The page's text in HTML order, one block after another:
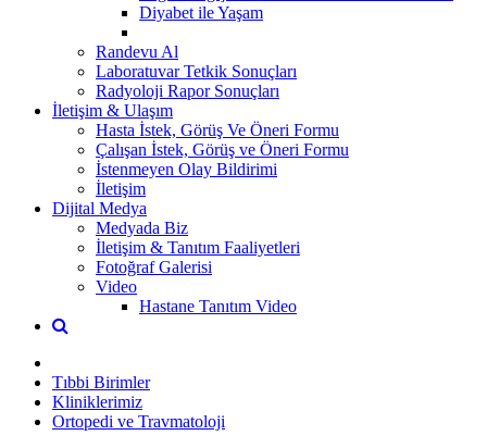
Diyabet ile Yaşam
Randevu Al
Laboratuvar Tetkik Sonuçları
Radyoloji Rapor Sonuçları
İletişim & Ulaşım
Hasta İstek, Görüş Ve Öneri Formu
Çalışan İstek, Görüş ve Öneri Formu
İstenmeyen Olay Bildirimi
İletişim
Dijital Medya
Medyada Biz
İletişim & Tanıtım Faaliyetleri
Fotoğraf Galerisi
Video
Hastane Tanıtım Video
Tıbbi Birimler
Kliniklerimiz
Ortopedi ve Travmatoloji